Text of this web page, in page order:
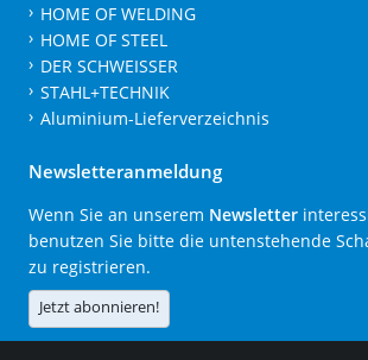
HOME OF WELDING
HOME OF STEEL
DER SCHWEISSER
STAHL+TECHNIK
Aluminium-Lieferverzeichnis
Newsletteranmeldung
Wenn Sie an unserem Newsletter
benutzen Sie bitte die untenstehende
zu registrieren.
Jetzt abonnieren!